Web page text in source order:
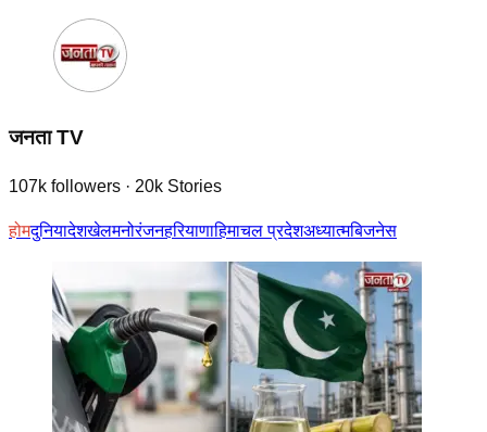
जनता TV
107k followers · 20k Stories
होमदुनियादेशखेलमनोरंजनहरियाणाहिमाचल प्रदेशअध्यात्मबिजनेस